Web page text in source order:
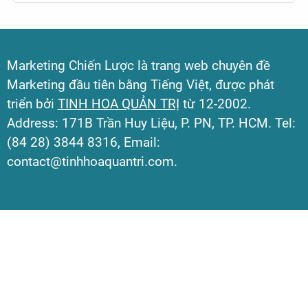
Marketing Chiến Lược là trang web chuyên đề
Marketing đầu tiên bằng Tiếng Việt, được phát
triển bởi TINH HOA QUẢN TRỊ từ 12-2002.
Address: 171B Trần Huy Liệu, P. PN, TP. HCM. Tel:
(84 28) 3844 8316, Email:
contact@tinhhoaquantri.com.